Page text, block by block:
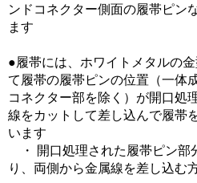
ンドコネクター側面の履帯ピン
ます
●履帯には、ホワイトメタルの
て履帯の履帯ピンの位置（一体
コネクター部を除く）が開口処
線をカットして差し込んで履帯
います
・ 開口処理された履帯ピン部
り、両側から金属線を差し込む